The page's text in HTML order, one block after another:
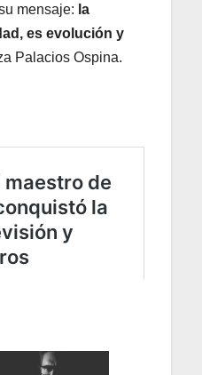
mensaje: la
es evolución y
Palacios Ospina.